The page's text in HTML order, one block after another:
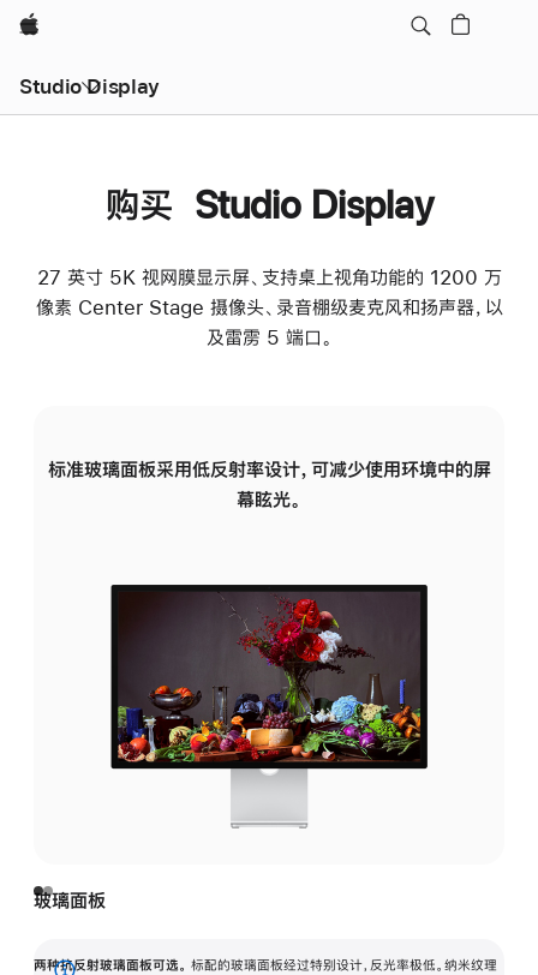
Apple
Studio Display
购买 Studio Display
27 英寸 5K 视网膜显示屏、支持桌上视角功能的 1200 万
像素 Center Stage 摄像头、录音棚级麦克风和扬声器，以
及雷雳 5 端口。
标准玻璃面板采用低反射率设计，可减少使用环境中的屏
幕眩光。
玻璃面板
两种抗反射玻璃面板可选。 标配的玻璃面板经过特别设计，反光率极低。纳米纹理